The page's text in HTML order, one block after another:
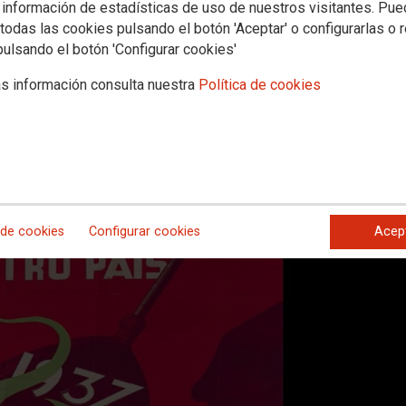
de estadísticas de uso de nuestros visitantes.
las cookies pulsando el botón 'Aceptar' o configurarlas o
el botón 'Configurar cookies'
información consulta nuestra Política de cookies
cookies Configurar cookies
frustaron el golpe militar
se sublevó contra el régimen democrático de la Segunda
pretendían acabar con las instituciones legales y legítimas
el exterminio de lo que llamaban los "enemigos de España"